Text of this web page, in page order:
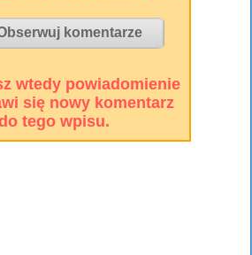
wtedy powiadomienie
się nowy komentarz
tego wpisu.